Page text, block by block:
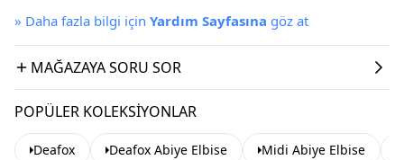
» Daha fazla bilgi için Yardım Sayfasına göz at
MAĞAZAYA SORU SOR
POPÜLER KOLEKSIYONLAR
Deafox Deafox Abiye Elbise Midi Abiye Elbise